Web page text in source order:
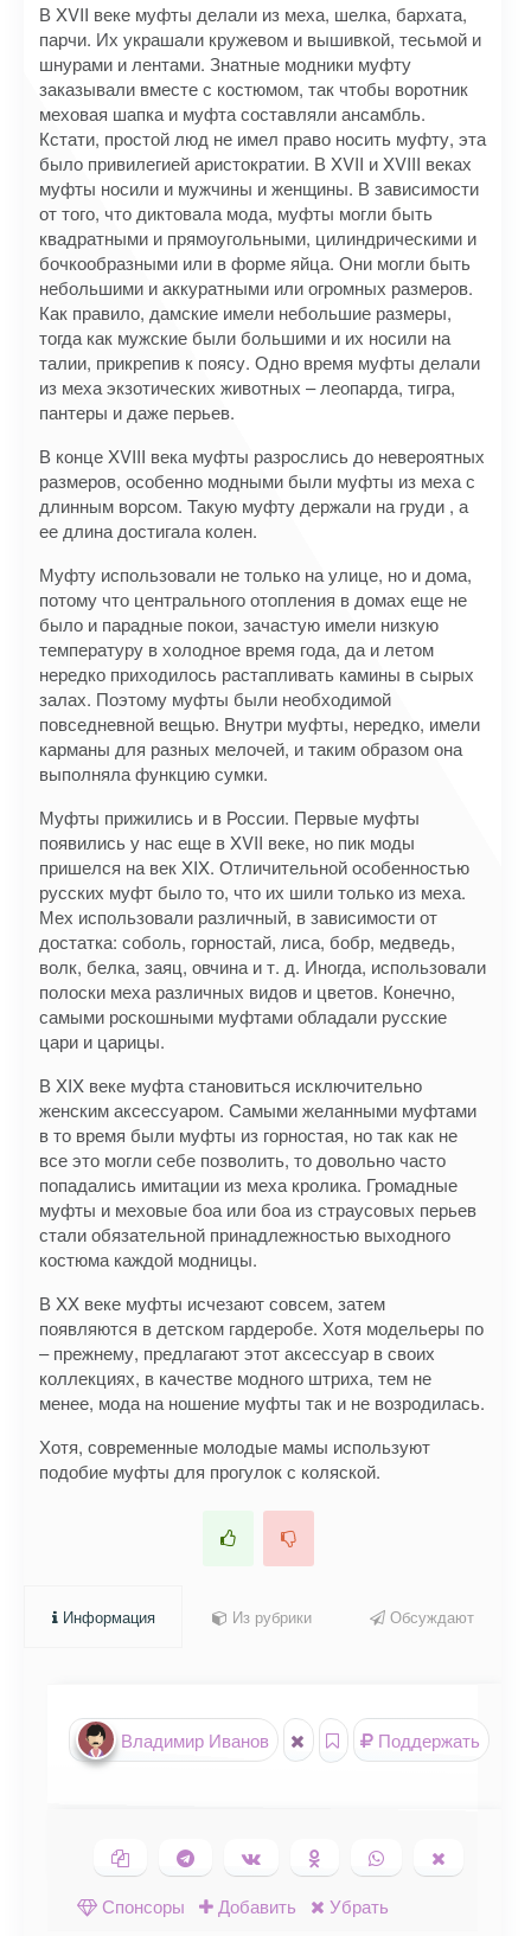
В XVII веке муфты делали из меха, шелка, бархата,
парчи. Их украшали кружевом и вышивкой, тесьмой и
шнурами и лентами. Знатные модники муфту
заказывали вместе с костюмом, так чтобы воротник
меховая шапка и муфта составляли ансамбль.
Кстати, простой люд не имел право носить муфту, эта
было привилегией аристократии. В XVII и XVIII веках
муфты носили и мужчины и женщины. В зависимости
от того, что диктовала мода, муфты могли быть
квадратными и прямоугольными, цилиндрическими и
бочкообразными или в форме яйца. Они могли быть
небольшими и аккуратными или огромных размеров.
Как правило, дамские имели небольшие размеры,
тогда как мужские были большими и их носили на
талии, прикрепив к поясу. Одно время муфты делали
из меха экзотических животных – леопарда, тигра,
пантеры и даже перьев.
В конце XVIII века муфты разрослись до невероятных
размеров, особенно модными были муфты из меха с
длинным ворсом. Такую муфту держали на груди , а
ее длина достигала колен.
Муфту использовали не только на улице, но и дома,
потому что центрального отопления в домах еще не
было и парадные покои, зачастую имели низкую
температуру в холодное время года, да и летом
нередко приходилось растапливать камины в сырых
залах. Поэтому муфты были необходимой
повседневной вещью. Внутри муфты, нередко, имели
карманы для разных мелочей, и таким образом она
выполняла функцию сумки.
Муфты прижились и в России. Первые муфты
появились у нас еще в XVII веке, но пик моды
пришелся на век XIX. Отличительной особенностью
русских муфт было то, что их шили только из меха.
Мех использовали различный, в зависимости от
достатка: соболь, горностай, лиса, бобр, медведь,
волк, белка, заяц, овчина и т. д. Иногда, использовали
полоски меха различных видов и цветов. Конечно,
самыми роскошными муфтами обладали русские
цари и царицы.
В XIX веке муфта становиться исключительно
женским аксессуаром. Самыми желанными муфтами
в то время были муфты из горностая, но так как не
все это могли себе позволить, то довольно часто
попадались имитации из меха кролика. Громадные
муфты и меховые боа или боа из страусовых перьев
стали обязательной принадлежностью выходного
костюма каждой модницы.
В XX веке муфты исчезают совсем, затем
появляются в детском гардеробе. Хотя модельеры по
– прежнему, предлагают этот аксессуар в своих
коллекциях, в качестве модного штриха, тем не
менее, мода на ношение муфты так и не возродилась.
Хотя, современные молодые мамы используют
подобие муфты для прогулок с коляской.
Информация Из рубрики Обсуждают
Владимир Иванов Поддержать
Копировать ссылкуПоделиться в Telegram
Поделиться ВКонтакте
Поделиться в
Одноклассниках
Поделиться в
WhatsApp
в X
Спонсоры
Добавить Убрать